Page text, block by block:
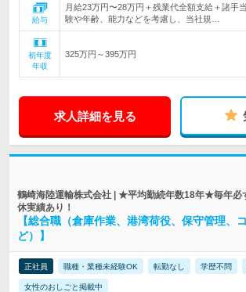
給与
月給23万円〜28万円＋残業代全額支給＋諸手
験や年齢、能力などを考慮し、当社規…
初年度
年収
325万円～395万円
求人詳細を見る
鶴崎海陸運輸株式会社 | ★平均勤続年数18年★毎年
休実績あり！
【総合職（倉庫作業、港湾荷役、保守管理、
ど）】
正社員 職種・業種未経験OK 転勤なし 学歴不問
女性のおしごと掲載中